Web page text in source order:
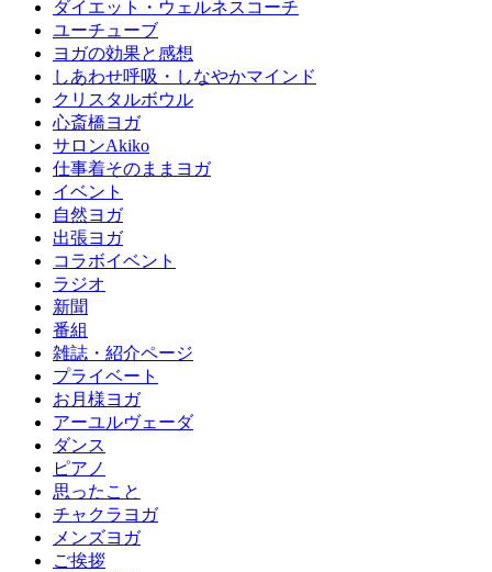
ダイエット・ウェルネスコーチ
ユーチューブ
ヨガの効果と感想
しあわせ呼吸・しなやかマインド
クリスタルボウル
心斎橋ヨガ
サロンAkiko
仕事着そのままヨガ
イベント
自然ヨガ
出張ヨガ
コラボイベント
ラジオ
新聞
番組
雑誌・紹介ページ
プライベート
お月様ヨガ
アーユルヴェーダ
ダンス
ピアノ
思ったこと
チャクラヨガ
メンズヨガ
ご挨拶